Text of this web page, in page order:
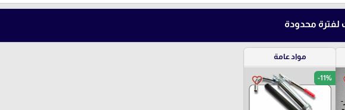
محدودة
مواد عامة
favorite_border -11%